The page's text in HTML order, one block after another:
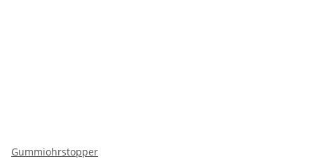
Gummiohrstopper